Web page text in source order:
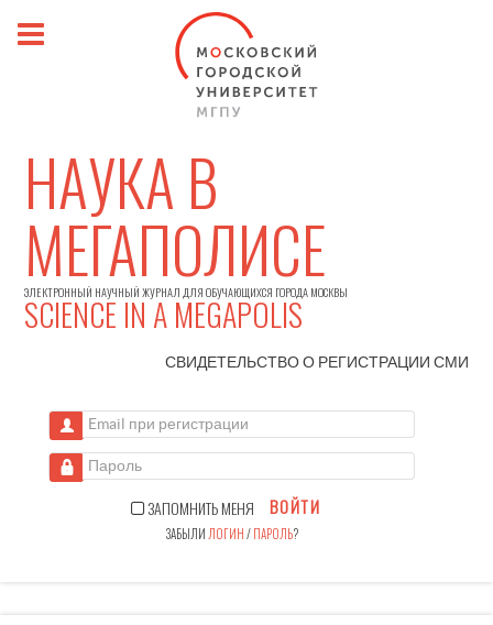
НАУКА В
МЕГАПОЛИСЕ
ЭЛЕКТРОННЫЙ НАУЧНЫЙ ЖУРНАЛ ДЛЯ ОБУЧАЮЩИХСЯ ГОРОДА МОСКВЫ
SCIENCE IN A MEGAPOLIS
СВИДЕТЕЛЬСТВО О РЕГИСТРАЦИИСМИ
Email при регистрации
Пароль
ЗАПОМНИТЬ МЕНЯ ВОЙТИ
ЗАБЫЛИ ЛОГИН/ПАРОЛЬ?